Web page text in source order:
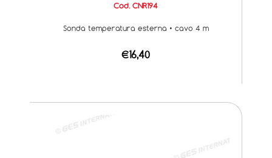
Cod. CNR194
Sonda temperatura esterna • cavo 4 m
€16,40